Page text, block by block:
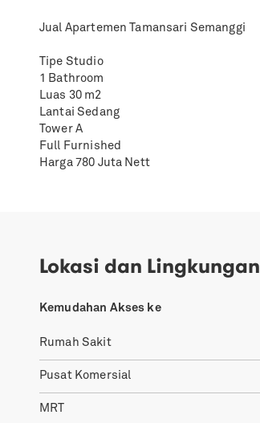
Jual Apartemen Tamansari Semanggi
Tipe Studio
1 Bathroom
Luas 30 m2
Lantai Sedang
Tower A
Full Furnished
Harga 780 Juta Nett
Lokasi dan Lingkungan
Kemudahan Akses ke
Rumah Sakit
Pusat Komersial
MRT